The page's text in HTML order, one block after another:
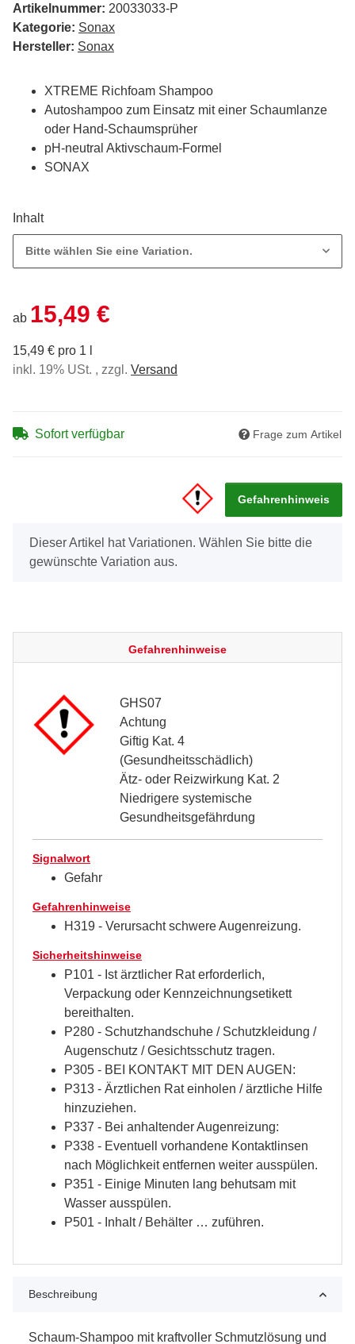
Artikelnummer: 20033033-P
Kategorie: Sonax
Hersteller: Sonax
XTREME Richfoam Shampoo
Autoshampoo zum Einsatz mit einer Schaumlanze
oder Hand-Schaumsprüher
pH-neutral Aktivschaum-Formel
SONAX
Inhalt
Bitte wählen Sie eine Variation.
ab 15,49 €
15,49 € pro 1 l
inkl. 19% USt. , zzgl. Versand
Sofort verfügbar Frage zum Artikel
Gefahrenhinweis
xDieser Artikel hat Variationen. Wählen Sie bitte die
gewünschte Variation aus.
Gefahrenhinweise
GHS07
Achtung
Giftig Kat. 4
(Gesundheitsschädlich)
Ätz- oder Reizwirkung Kat. 2
Niedrigere systemische
Gesundheitsgefährdung
Signalwort
Gefahr
Gefahrenhinweise
H319 - Verursacht schwere Augenreizung.
Sicherheitshinweise
P101 - Ist ärztlicher Rat erforderlich,
Verpackung oder Kennzeichnungsetikett
bereithalten.
P280 - Schutzhandschuhe / Schutzkleidung /
Augenschutz / Gesichtsschutz tragen.
P305 - BEI KONTAKT MIT DEN AUGEN:
P313 - Ärztlichen Rat einholen / ärztliche Hilfe
hinzuziehen.
P337 - Bei anhaltender Augenreizung:
P338 - Eventuell vorhandene Kontaktlinsen
nach Möglichkeit entfernen weiter ausspülen.
P351 - Einige Minuten lang behutsam mit
Wasser ausspülen.
P501 - Inhalt / Behälter … zuführen.
Beschreibung
Schaum-Shampoo mit kraftvoller Schmutzlösung und